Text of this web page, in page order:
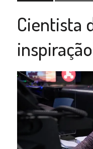
Cientista